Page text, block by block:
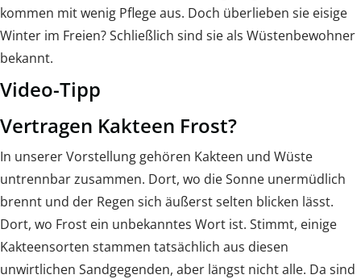
kommen mit wenig Pflege aus. Doch überlieben sie eisige
Winter im Freien? Schließlich sind sie als Wüstenbewohner
bekannt.
Video-Tipp
Vertragen Kakteen Frost?
In unserer Vorstellung gehören Kakteen und Wüste
untrennbar zusammen. Dort, wo die Sonne unermüdlich
brennt und der Regen sich äußerst selten blicken lässt.
Dort, wo Frost ein unbekanntes Wort ist. Stimmt, einige
Kakteensorten stammen tatsächlich aus diesen
unwirtlichen Sandgegenden, aber längst nicht alle. Da sind